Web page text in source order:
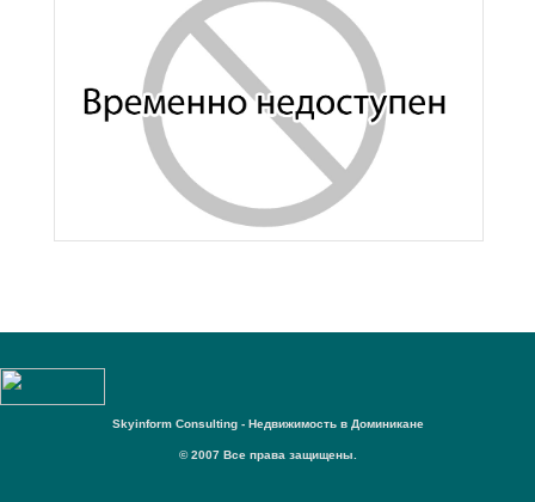
Skyinform Consulting - Недвижимость в Доминикане
© 2007 Все права защищены.